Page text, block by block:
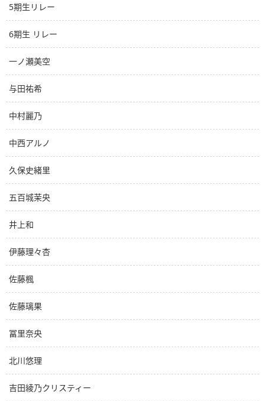
5期生リレー
6期生 リレー
一ノ瀬美空
与田祐希
中村麗乃
中西アルノ
久保史緒里
五百城茉央
井上和
伊藤理々杏
佐藤楓
佐藤璃果
冨里奈央
北川悠理
吉田綾乃クリスティー